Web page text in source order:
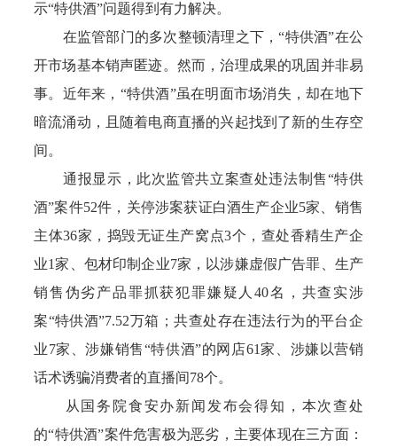
示“特供酒”问题得到有力解决。
在监管部门的多次整顿清理之下，“特供酒”在公
开市场基本销声匿迹。然而，治理成果的巩固并非易
事。近年来，“特供酒”虽在明面市场消失，却在地下
暗流涌动，且随着电商直播的兴起找到了新的生存空
间。
通报显示，此次监管共立案查处违法制售“特供
酒”案件52件，关停涉案获证白酒生产企业5家、销售
主体36家，捣毁无证生产窝点3个，查处香精生产企
业1家、包材印制企业7家，以涉嫌虚假广告罪、生产
销售伪劣产品罪抓获犯罪嫌疑人40名，共查实涉
案“特供酒”7.52万箱；共查处存在违法行为的平台企
业7家、涉嫌销售“特供酒”的网店61家、涉嫌以营销
话术诱骗消费者的直播间78个。
从国务院食安办新闻发布会得知，本次查处
的“特供酒”案件危害极为恶劣，主要体现在三方面：